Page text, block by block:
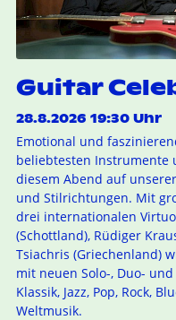
Guitar
28.8.2026 19:30 Uhr
Emotional und
beliebtesten Instrumente
diesem Abend auf
und Stilrichtungen. Mit
drei internationalen
(Schottland), Rüdiger
Tsiachris (Griechenland)
mit neuen Solo-, Duo-
Klassik, Jazz, Pop, Rock,
Weltmusik.